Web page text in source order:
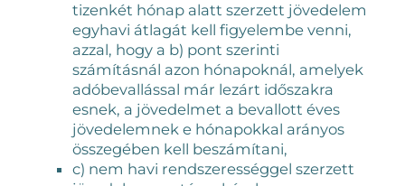
tizenkét hónap alatt szerzett jövedelem
egyhavi átlagát kell figyelembe venni,
azzal, hogy a b) pont szerinti
számításnál azon hónapoknál, amelyek
adóbevallással már lezárt időszakra
esnek, a jövedelmet a bevallott éves
jövedelemnek e hónapokkal arányos
összegében kell beszámítani,
c) nem havi rendszerességgel szerzett